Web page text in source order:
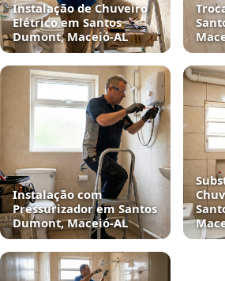
Instalação de Chuveiro
Elétrico em Santos
Dumont, Maceió‑AL
Instalação com
Pressurizador em Santos
Dumont, Maceió‑AL